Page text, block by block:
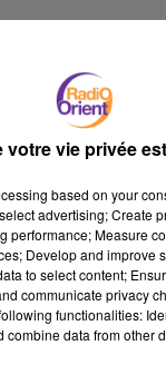
Politique et
votre vie privée
based on your
advertising; Create
Measure
Develop and
to select content;
communicate privacy
functionalities:
data from other